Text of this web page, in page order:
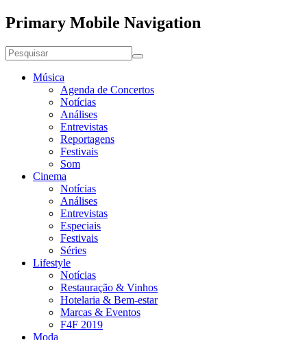
Primary Mobile Navigation
Música
Agenda de Concertos
Notícias
Análises
Entrevistas
Reportagens
Festivais
Som
Cinema
Notícias
Análises
Entrevistas
Especiais
Festivais
Séries
Lifestyle
Notícias
Restauração & Vinhos
Hotelaria & Bem-estar
Marcas & Eventos
F4F 2019
Moda